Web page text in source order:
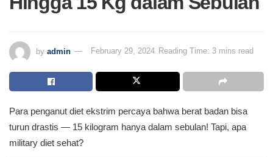
by admin February 29, 2024 Reading Time: 3 mins read
Para penganut diet ekstrim percaya bahwa berat badan bisa
turun drastis — 15 kilogram hanya dalam sebulan! Tapi, apa
military diet sehat?